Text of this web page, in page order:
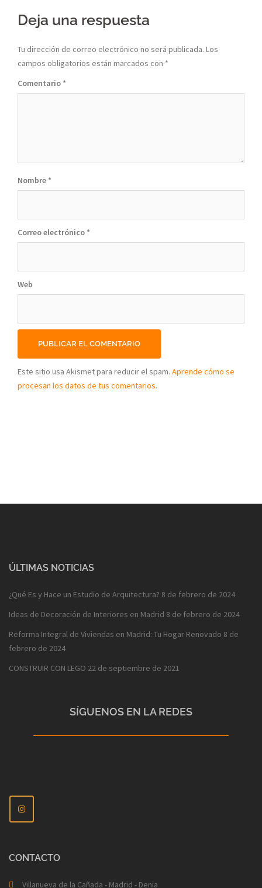
Deja una respuesta
Tu dirección de correo electrónico no será publicada. Los
campos obligatorios están marcados con *
Comentario *
Nombre *
Correo electrónico *
Web
Este sitio usa Akismet para reducir el spam. Aprende cómo se
procesan los datos de tus comentarios.
ÚLTIMAS NOTICIAS
¿Qué Es y Hace un Estudio de Arquitectura? 8 de febrero de 2024
Ideas de Decoración de Interiores en Madrid 8 de febrero de 2024
Reforma Integral de Viviendas en Madrid: Tu Hogar Renovado 8 de
febrero de 2024
CONSTRUIR CON LEGO 22 de septiembre de 2021
SÍGUENOS EN LA REDES
CONTACTO
Villanueva de la Cañada - Madrid - Denia